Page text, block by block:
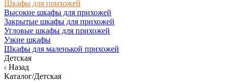
Шкафы для прихожей
Высокие шкафы для прихожей
Закрытые шкафы для прихожей
Угловые шкафы для прихожей
Узкие шкафы
Шкафы для маленькой прихожей
Детская
Назад
Каталог/Детская